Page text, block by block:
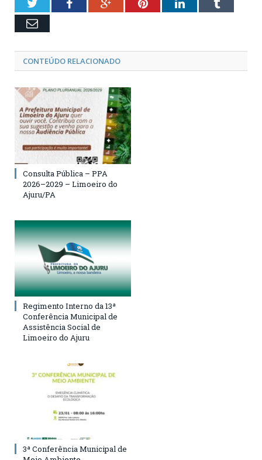
TwitterFacebookGoogle+PinterestLinkedInTumblr
Email
CONTEÚDO RELACIONADO
Consulta Pública – PPA
2026–2029 – Limoeiro do
Ajuru/PA
Regimento Interno da 13ª
Conferência Municipal de
Assistência Social de
Limoeiro do Ajuru
3ª Conferência Municipal de